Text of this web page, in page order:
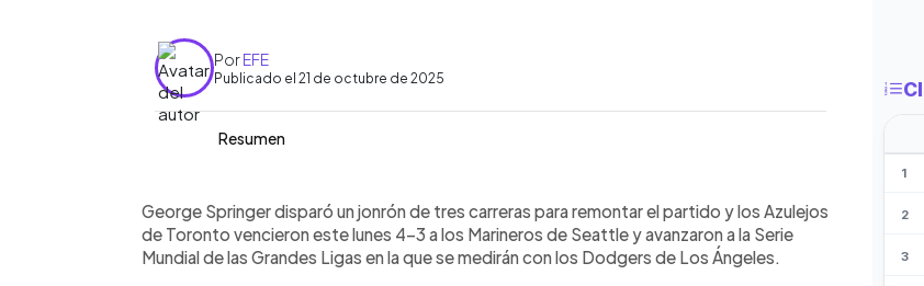
PorEFE
Publicado el 21 de octubre de 2025
Resumen
► Escuchar artículo
George Springer se convirtió en el héroe de los Azulejos de Toronto al
conectar un jonrón de tres carreras que selló la remontada 4-3 sobre los
Marineros de Seattle en el séptimo juego de la Serie de Campeonato de la
George Springer disparó un jonrón de tres carreras para remontar el partido y los Azulejos
de Toronto vencieron este lunes 4-3 a los Marineros de Seattle y avanzaron a la Serie
Mundial de las Grandes Ligas en la que se medirán con los Dodgers de Los Ángeles.